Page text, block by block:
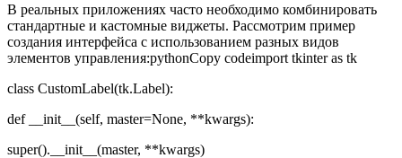
В реальных приложениях часто необходимо комбинировать
стандартные и кастомные виджеты. Рассмотрим пример
создания интерфейса с использованием разных видов
элементов управления:pythonCopy codeimport tkinter as tk
class CustomLabel(tk.Label):
def __init__(self, master=None, **kwargs):
super().__init__(master, **kwargs)